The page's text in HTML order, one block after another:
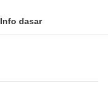
Info dasar